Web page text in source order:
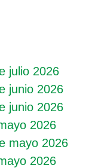
julio 2026
junio 2026
junio 2026
2026
mayo 2026
2026